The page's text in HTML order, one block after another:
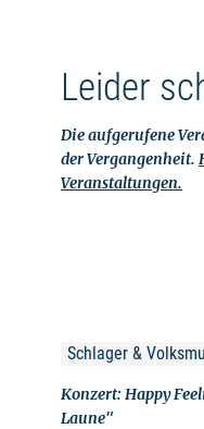
Leider
Die aufgerufene
der Vergangenheit.
Veranstaltungen.
Schlager &
Konzert: Happy
Laune"